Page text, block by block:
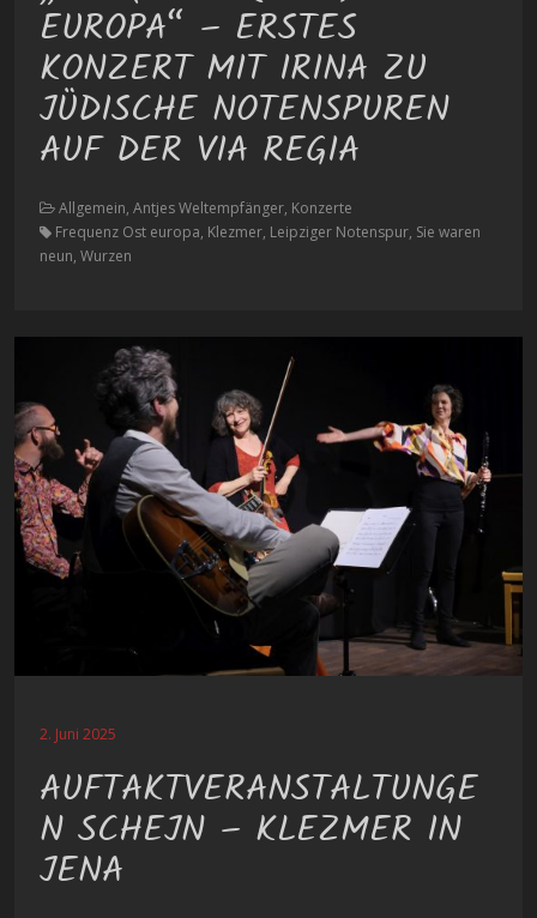
EUROPA“ – ERSTES
KONZERT MIT IRINA ZU
JÜDISCHE NOTENSPUREN
AUF DER VIA REGIA
Allgemein, Antjes Weltempfänger, Konzerte
Frequenz Ost europa, Klezmer, Leipziger Notenspur, Sie waren
neun, Wurzen
2. Juni 2025
AUFTAKTVERANSTALTUNGE
N SCHEJN – KLEZMER IN
JENA